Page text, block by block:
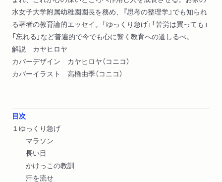
水女子大学附属幼稚園園長を務め、『思考の整理学』でも知られ
る著者の教育論的エッセイ。「ゆっくり急げ」「苦労は買っても」
「忘れる」など普遍的で今でも心に響く教育への道しるべ。
解説 カヤヒロヤ
カバーデザイン カヤヒロヤ（コニコ）
カバーイラスト 高橋由季（コニコ）
目次
１ゆっくり急げ
マラソン
長い目
かけっこの教訓
汗を流せ